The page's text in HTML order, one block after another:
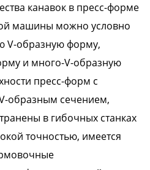
канавок в пресс-форме
машины можно условно
V-образную форму,
и много-V-образную
пресс-форм с
образным сечением,
в гибочных станках
точностью, имеется